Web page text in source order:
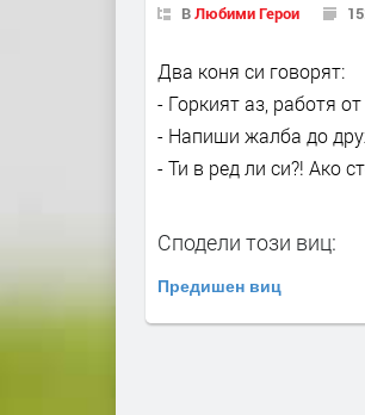
ВЛюбими Герои
Два коня си говорят:
- Горкият аз, работя
- Напиши жалба до
- Ти в ред ли си?! Ако
Сподели този виц:
Предишен виц